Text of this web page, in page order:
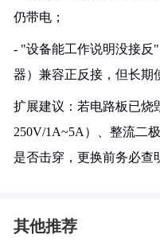
仍带电；
- "设备能工作说明没接反
器）兼容正反接，但长期
扩展建议：若电路板已烧
250V/1A~5A）、整流二
是否击穿，更换前务必查
其他推荐